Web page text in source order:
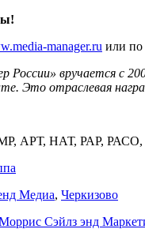
manager.ru или по
вручается с
Это отраслевая
АРТ, НАТ, РАР,
Медиа, Черкизово
Сэйлз энд